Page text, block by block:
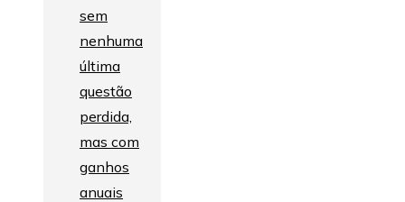
sem
nenhuma
última
questão
perdida,
mas com
ganhos
anuais